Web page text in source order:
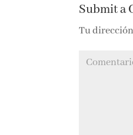
Submit a
Tu